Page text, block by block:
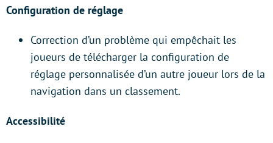
Configuration de réglage
Correction d’un problème qui empêchait les
joueurs de télécharger la configuration de
réglage personnalisée d’un autre joueur lors de la
navigation dans un classement.
Accessibilité